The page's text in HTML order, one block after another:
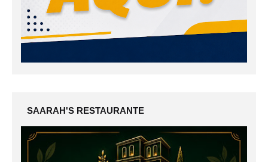
SAARAH'S RESTAURANTE